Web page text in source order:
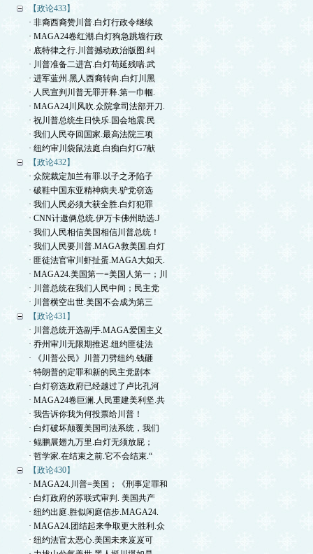
【政论433】
· 非裔西裔赞川普.白灯行政令继续
· MAGA24卷红潮.白灯狗急跳墙行政
· 底特律之行.川普撼动政治版图.纠
· 川普准备二进宫.白灯苟延残喘.武
· 进军蓝州.黑人西裔转向.白灯川黑
· 人民宣判川普无罪开释.第一巾帼.
· MAGA24川风吹.众院拿司法部开刀.
· 祝川普总统生日快乐.国会地震.民
· 我们人民夺回国家.最高法院三项
· 纽约审川袋鼠法庭.白痴白灯G7献
【政论432】
· 众院裁定加兰有罪.以子之矛陷子
· 破鞋中国东亚精神病夫.驴党窃选
· 我们人民必须大获全胜.白灯犯罪
· CNN计邀俩总统.伊万卡佛州助选.J
· 我们人民相信美国相信川普总统！
· 我们人民要川普.MAGA救美国.白灯
· 匪徒法官审川虾扯蛋.MAGA大如天.
· MAGA24.美国第一=美国人第一；川
· 川普总统在我们人民中间；民主党
· 川普横空出世.美国不会成为第三
【政论431】
· 川普总统开选副手.MAGA爱国主义
· 乔州审川无限期推迟.纽约匪徒法
· 《川普公民》川普刀劈纽约.钱砸
· 特朗普的定罪和新的民主党剧本
· 白灯窃选政府已经越过了卢比孔河
· MAGA24卷巨澜.人民重建美利坚.共
· 我告诉你我为何投票给川普！
· 白灯破坏颠覆美国司法系统，我们
· 鲲鹏展翅九万里.白灯无须放屁；
· 哲学家.在结束之前.它不会结束.“
【政论430】
· MAGA24.川普=美国；《刑事定罪和
· 白灯政府的苏联式审判. 美国共产
· 纽约出庭.胜似闲庭信步.MAGA24.
· MAGA24.团结起来争取更大胜利.众
· 纽约法官太恶心.美国未来岌岌可